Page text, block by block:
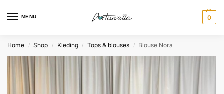
MENU 0
Home / Shop / Kleding / Tops & blouses / Blouse Nora